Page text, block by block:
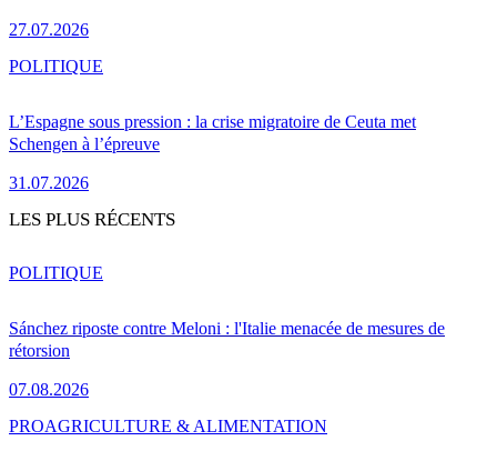
27.07.2026
L’Espagne sous pression : la crise migratoire de Ceuta met
Schengen à l’épreuve
31.07.2026
POLITIQUE
LES PLUS RÉCENTS
Sánchez riposte contre Meloni : l'Italie menacée de mesures de
rétorsion
07.08.2026
POLITIQUE
PROAGRICULTURE & ALIMENTATION